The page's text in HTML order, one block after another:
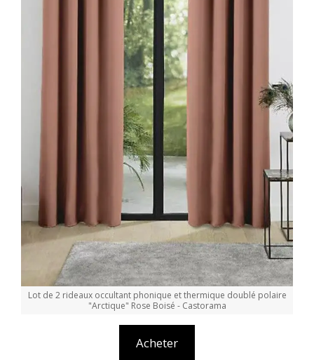
Lot de 2 rideaux occultant phonique et thermique doublé polaire
"Arctique" Rose Boisé - Castorama
Acheter